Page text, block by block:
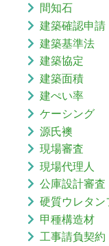
間知石
建築確認申請
建築基準法
建築協定
建築面積
建ぺい率
ケーシング
源氏襖
現場審査
現場代理人
公庫設計審査
硬質ウレタン
甲種構造材
工事請負契約